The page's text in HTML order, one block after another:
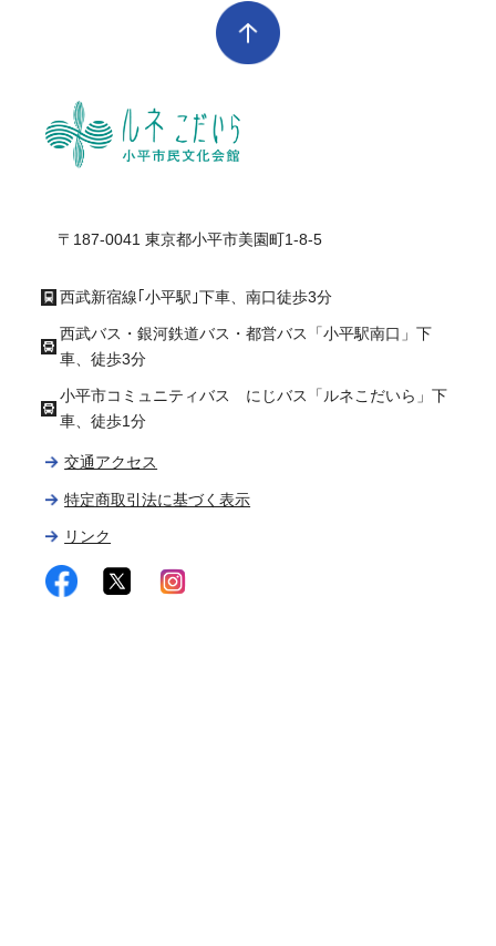
〒187-0041 東京都小平市美園町1-8-5
西武新宿線｢小平駅｣下車、南口徒歩3分
西武バス・銀河鉄道バス・都営バス「小平駅南口」下
車、徒歩3分
小平市コミュニティバス にじバス「ルネこだいら」下
車、徒歩1分
交通アクセス
特定商取引法に基づく表示
リンク
facebooktwitter